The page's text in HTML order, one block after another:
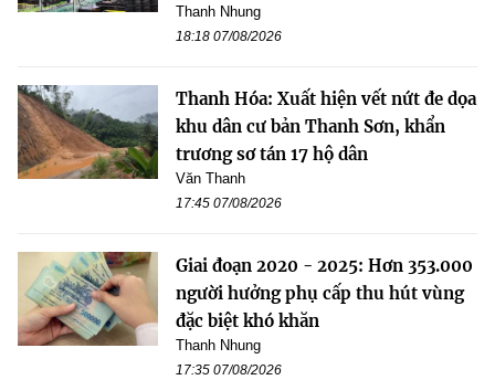
Thanh Nhung
18:18 07/08/2026
Thanh Hóa: Xuất hiện vết nứt đe dọa
khu dân cư bản Thanh Sơn, khẩn
trương sơ tán 17 hộ dân
Văn Thanh
17:45 07/08/2026
Giai đoạn 2020 - 2025: Hơn 353.000
người hưởng phụ cấp thu hút vùng
đặc biệt khó khăn
Thanh Nhung
17:35 07/08/2026